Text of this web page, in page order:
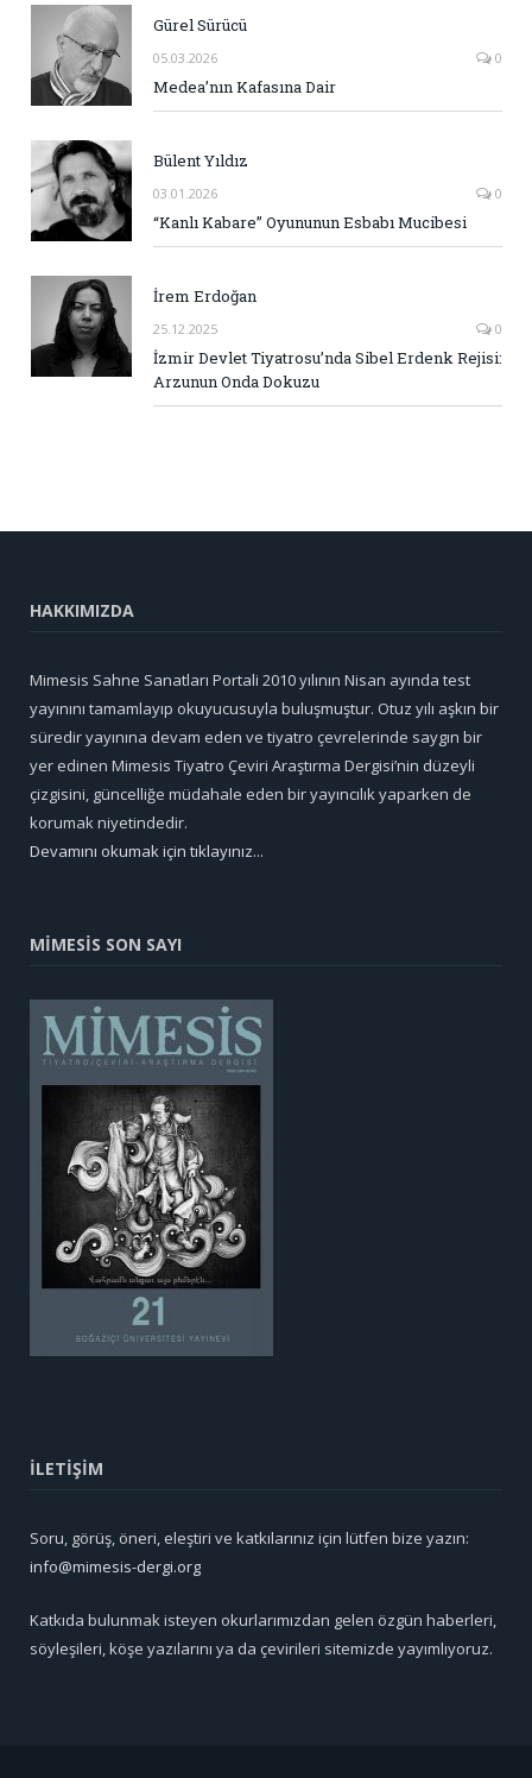
Gürel Sürücü
05.03.2026 0
Medea’nın Kafasına Dair
Bülent Yıldız
03.01.2026 0
“Kanlı Kabare” Oyununun Esbabı Mucibesi
İrem Erdoğan
25.12.2025 0
İzmir Devlet Tiyatrosu’nda Sibel Erdenk Rejisi:
Arzunun Onda Dokuzu
HAKKIMIZDA
Mimesis Sahne Sanatları Portali 2010 yılının Nisan ayında test
yayınını tamamlayıp okuyucusuyla buluşmuştur. Otuz yılı aşkın bir
süredir yayınına devam eden ve tiyatro çevrelerinde saygın bir
yer edinen Mimesis Tiyatro Çeviri Araştırma Dergisi’nin düzeyli
çizgisini, güncelliğe müdahale eden bir yayıncılık yaparken de
korumak niyetindedir.
Devamını okumak için tıklayınız...
MİMESİS SON SAYI
İLETİŞİM
Soru, görüş, öneri, eleştiri ve katkılarınız için lütfen bize yazın:
info@mimesis-dergi.org
Katkıda bulunmak isteyen okurlarımızdan gelen özgün haberleri,
söyleşileri, köşe yazılarını ya da çevirileri sitemizde yayımlıyoruz.